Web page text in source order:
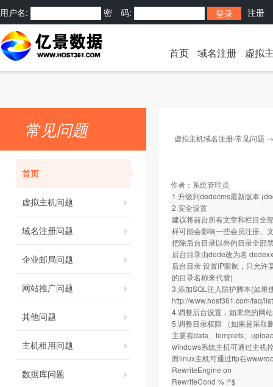
用户名: 密 码: 注册
首页 域名注册 虚拟
常见问题
首页
虚拟主机问题
域名注册问题
企业邮局问题
网站推广问题
其他问题
主机租用问题
数据库问题
虚拟主机域名注册-常见问题
作者： 系统管理员
1.升级到dedecms最新版本
2.安全设置
建议将前台所有文章和栏目全
样可能会影响一些会员注册、
把除后台目录以外的目录全部
后台目录由dede改为名
后台目录 设置IP限制，只允
的目录名称来代替)
3.添加SQL注入防护脚本(如果
http://www.host361.com/faq/
4.调整后台设置，如果您的网
5.调整目录权限 （如果是采取
主要有data、templets、
windows系统主机可通过主机
而linux主机可通过ftp在
RewriteEngine on
RewriteCond % !^$